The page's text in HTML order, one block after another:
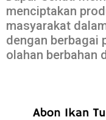
menciptakan
masyarakat
dengan berbagai
olahan